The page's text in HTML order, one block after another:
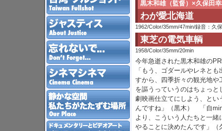
黒木和雄（監督）×久保田
わが愛北海道
1962/Color/35mm/47min/録音：久
東芝の電気車輌
1958/Color/35mm/20min
今年急逝された黒木和雄の
「もう、ゴダールやレネとも
すから、四季折々の観光地や
を謳うっていうのはちょっと
劇映画仕立てにしよう、とい
んですね」（黒木） 「自
より、こういう人たちと一
やることに決めたんです」